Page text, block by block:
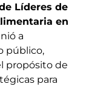
Líderes de
en
a
público,
propósito de
para